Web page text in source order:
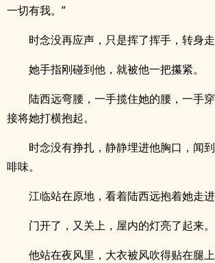
一切有我。”
时念没再应声，只是挥了挥手，转身走
她手指刚碰到他，就被他一把攥紧。
陆西远弯腰，一手揽住她的腰，一手
接将她打横抱起。
时念没有挣扎，静静埋进他胸口，闻
啡味。
江临站在原地，看着陆西远抱着她走进
门开了，又关上，屋内的灯亮了起来。
他站在夜风里，大衣被风吹得贴在腿上